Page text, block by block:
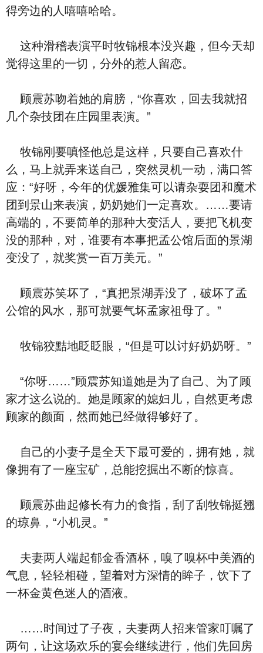
得旁边的人嘻嘻哈哈。
这种滑稽表演平时牧锦根本没兴趣，但今天却
觉得这里的一切，分外的惹人留恋。
顾震苏吻着她的肩膀，“你喜欢，回去我就招
几个杂技团在庄园里表演。”
牧锦刚要嗔怪他总是这样，只要自己喜欢什
么，马上就弄来送自己，突然灵机一动，满口答
应：“好呀，今年的优媛雅集可以请杂耍团和魔术
团到景山来表演，奶奶她们一定喜欢。……要请
高端的，不要简单的那种大变活人，要把飞机变
没的那种，对，谁要有本事把孟公馆后面的景湖
变没了，就奖赏一百万美元。”
顾震苏笑坏了，“真把景湖弄没了，破坏了孟
公馆的风水，那可就要气坏孟家祖母了。”
牧锦狡黠地眨眨眼，“但是可以讨好奶奶呀。”
“你呀……”顾震苏知道她是为了自己、为了顾
家才这么说的。她是顾家的媳妇儿，自然更考虑
顾家的颜面，然而她已经做得够好了。
自己的小妻子是全天下最可爱的，拥有她，就
像拥有了一座宝矿，总能挖掘出不断的惊喜。
顾震苏曲起修长有力的食指，刮了刮牧锦挺翘
的琼鼻，“小机灵。”
夫妻两人端起郁金香酒杯，嗅了嗅杯中美酒的
气息，轻轻相碰，望着对方深情的眸子，饮下了
一杯金黄色迷人的酒液。
……时间过了子夜，夫妻两人招来管家叮嘱了
两句，让这场欢乐的宴会继续进行，他们先回房